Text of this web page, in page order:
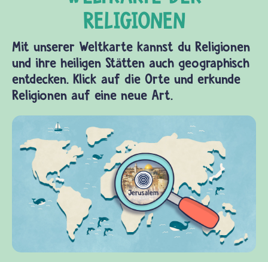
Mit unserer Weltkarte kannst du Religionen
und ihre heiligen Stätten auch geographisch
entdecken. Klick auf die Orte und erkunde
Religionen auf eine neue Art.